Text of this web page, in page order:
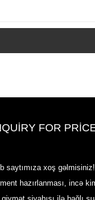
FOR
saytımıza xoş
hazırlanması, incə